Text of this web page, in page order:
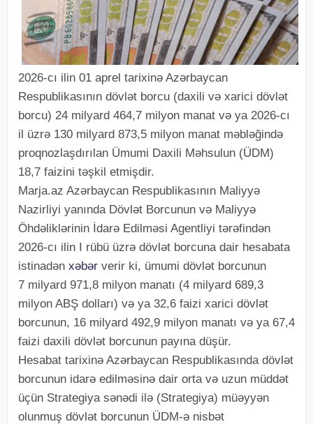
2026-cı ilin 01 aprel tarixinə Azərbaycan
Respublikasının dövlət borcu (daxili və xarici dövlət
borcu) 24 milyard 464,7 milyon manat və ya 2026-cı
il üzrə 130 milyard 873,5 milyon manat məbləğində
proqnozlaşdırılan Ümumi Daxili Məhsulun (ÜDM)
18,7 faizini təşkil etmişdir.
Marja.az Azərbaycan Respublikasının Maliyyə
Nazirliyi yanında Dövlət Borcunun və Maliyyə
Öhdəliklərinin İdarə Edilməsi Agentliyi tərəfindən
2026-cı ilin I rübü üzrə dövlət borcuna dair hesabata
istinadən xəbər verir ki, ümumi dövlət borcunun
7 milyard 971,8 milyon manatı (4 milyard 689,3
milyon ABŞ dolları) və ya 32,6 faizi xarici dövlət
borcunun, 16 milyard 492,9 milyon manatı və ya 67,4
faizi daxili dövlət borcunun payına düşür.
Hesabat tarixinə Azərbaycan Respublikasında dövlət
borcunun idarə edilməsinə dair orta və uzun müddət
üçün Strategiya sənədi ilə (Strategiya) müəyyən
olunmuş dövlət borcunun ÜDM-ə nisbət